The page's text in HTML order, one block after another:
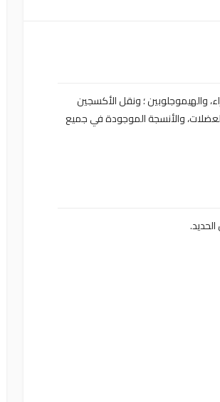
والهيموجلوبين ؛ ونقل الأكسجين
والأنسجة الموجودة في جميع